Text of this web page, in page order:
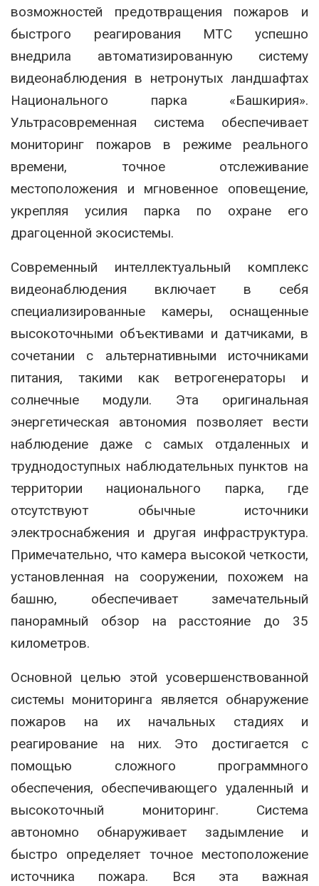
возможностей предотвращения пожаров и
быстрого реагирования МТС успешно
внедрила автоматизированную систему
видеонаблюдения в нетронутых ландшафтах
Национального парка «Башкирия».
Ультрасовременная система обеспечивает
мониторинг пожаров в режиме реального
времени, точное отслеживание
местоположения и мгновенное оповещение,
укрепляя усилия парка по охране его
драгоценной экосистемы.
Современный интеллектуальный комплекс
видеонаблюдения включает в себя
специализированные камеры, оснащенные
высокоточными объективами и датчиками, в
сочетании с альтернативными источниками
питания, такими как ветрогенераторы и
солнечные модули. Эта оригинальная
энергетическая автономия позволяет вести
наблюдение даже с самых отдаленных и
труднодоступных наблюдательных пунктов на
территории национального парка, где
отсутствуют обычные источники
электроснабжения и другая инфраструктура.
Примечательно, что камера высокой четкости,
установленная на сооружении, похожем на
башню, обеспечивает замечательный
панорамный обзор на расстояние до 35
километров.
Основной целью этой усовершенствованной
системы мониторинга является обнаружение
пожаров на их начальных стадиях и
реагирование на них. Это достигается с
помощью сложного программного
обеспечения, обеспечивающего удаленный и
высокоточный мониторинг. Система
автономно обнаруживает задымление и
быстро определяет точное местоположение
источника пожара. Вся эта важная